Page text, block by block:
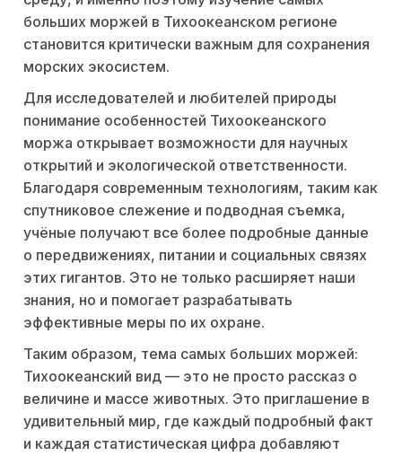
больших моржей в Тихоокеанском регионе
становится критически важным для сохранения
морских экосистем.
Для исследователей и любителей природы
понимание особенностей Тихоокеанского
моржа открывает возможности для научных
открытий и экологической ответственности.
Благодаря современным технологиям, таким как
спутниковое слежение и подводная съемка,
учёные получают все более подробные данные
о передвижениях, питании и социальных связях
этих гигантов. Это не только расширяет наши
знания, но и помогает разрабатывать
эффективные меры по их охране.
Таким образом, тема самых больших моржей:
Тихоокеанский вид — это не просто рассказ о
величине и массе животных. Это приглашение в
удивительный мир, где каждый подробный факт
и каждая статистическая цифра добавляют